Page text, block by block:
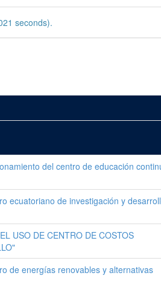
seconds).
del centro de educación
ecuatoriano de investigación y
USO DE CENTRO DE COSTOS
de energías renovables y alternativas